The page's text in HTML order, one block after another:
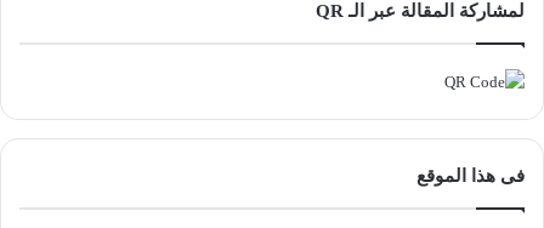
لمشاركة المقالة عبر الـ QR
فى هذا الموقع